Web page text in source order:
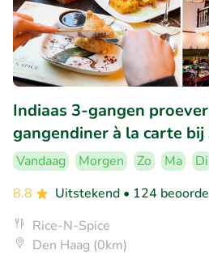
Indiaas 3-gangen
gangendiner à la carte bij
Vandaag Morgen Zo Ma Di
8.8
Uitstekend • 124
Rice-N-Spice
Den Haag (0km)